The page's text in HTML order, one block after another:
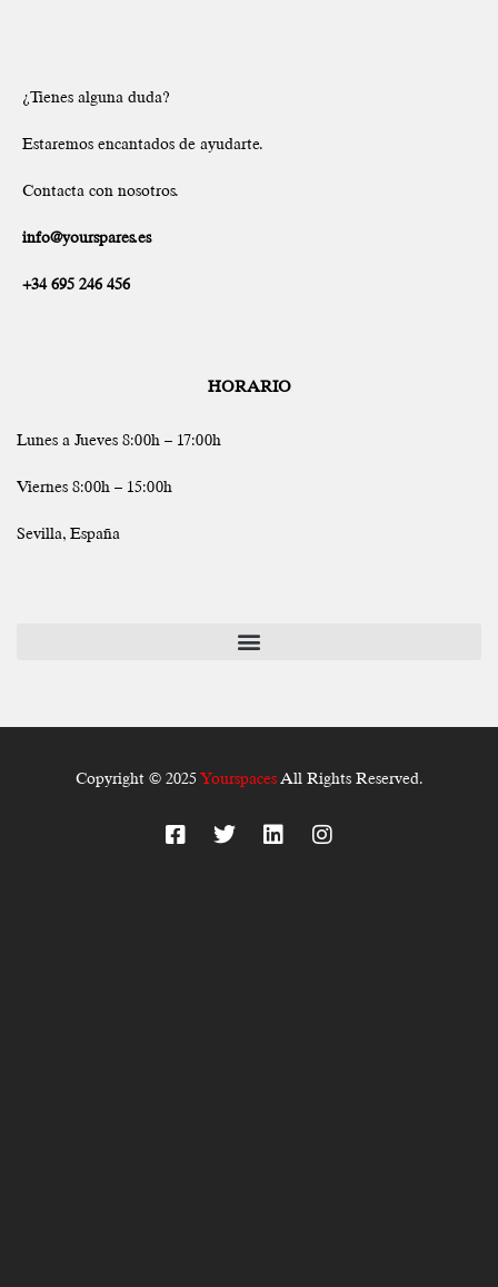
¿Tienes alguna duda?
Estaremos encantados de ayudarte.
Contacta con nosotros.
info@yourspares.es
+34 695 246 456
HORARIO
Lunes a Jueves 8:00h – 17:00h
Viernes 8:00h – 15:00h
Sevilla, España
Copyright © 2025 Yourspaces All Rights Reserved.